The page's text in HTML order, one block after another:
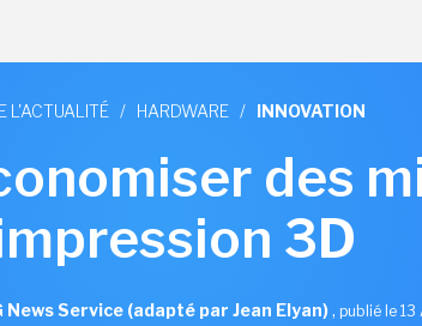
L'ACTUALITÉ / HARDWARE / INNOVATION
des
3D
News Service (adapté par Jean Elyan), publié le 13